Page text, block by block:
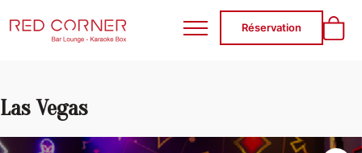
RED CORNER
Réservation
Las Vegas